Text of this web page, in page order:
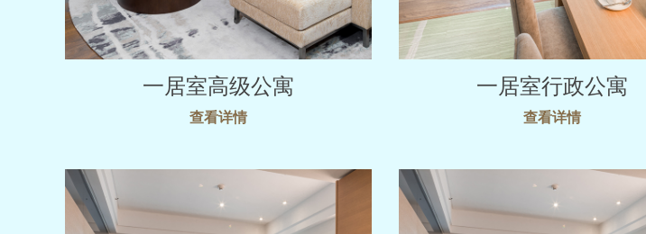
一居室高级公寓
查看详情
一居室行政公寓
查看详情